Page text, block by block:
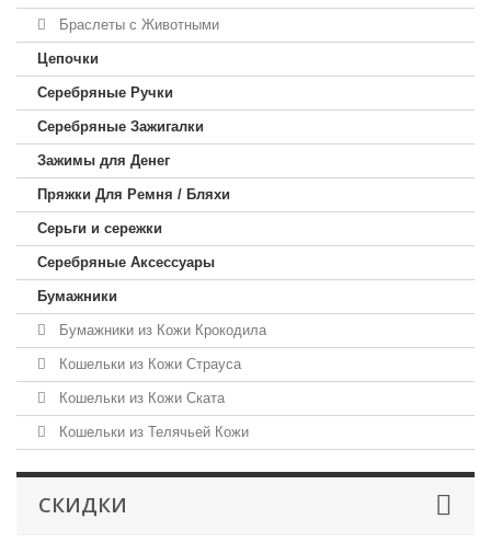
Браслеты с Животными
Цепочки
Серебряные Ручки
Серебряные Зажигалки
Зажимы для Денег
Пряжки Для Ремня / Бляхи
Серьги и сережки
Серебряные Аксессуары
Бумажники
Бумажники из Кожи Крокодила
Кошельки из Кожи Страуса
Кошельки из Кожи Ската
Кошельки из Телячьей Кожи
СКИДКИ